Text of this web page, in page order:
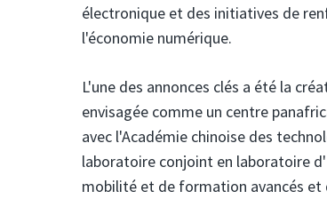
électronique et des initiatives de
l'économie numérique.
L'une des annonces clés a été la
envisagée comme un centre
avec l'Académie chinoise des
laboratoire conjoint en laboratoire
mobilité et de formation avancés et